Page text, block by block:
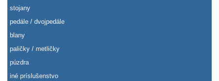
stojany
pedále / dvojpedále
blany
paličky / metličky
púzdra
iné príslušenstvo